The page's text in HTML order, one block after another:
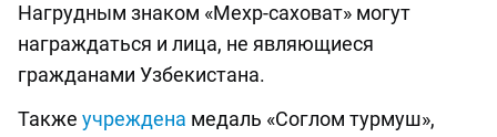
Нагрудным знаком «Мехр-саховат» могут
награждаться и лица, не являющиеся
гражданами Узбекистана.
Также учреждена медаль «Соглом турмуш»,